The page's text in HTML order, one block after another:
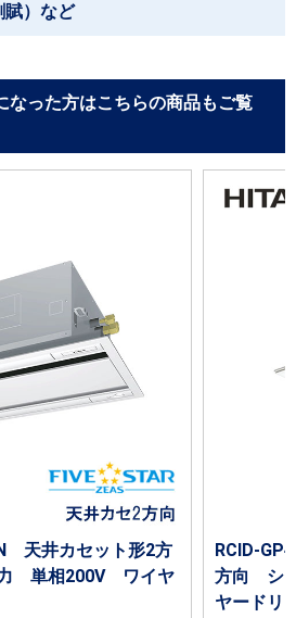
）など
なった方はこちらの商品もご覧
天井カセット形2方
単相200V ワイヤ
RCID-
方向 シ
ヤードリ